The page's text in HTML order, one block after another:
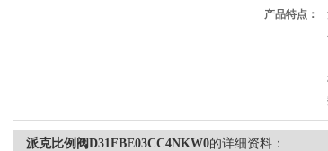
产品特点：
派克比例阀D31FBE03CC4NKW0的详细资料：